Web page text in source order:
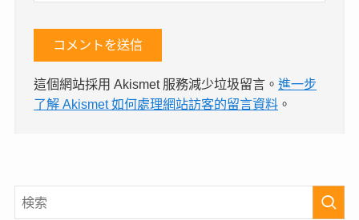
這個網站採用 Akismet 服務減少垃圾留言。進一步
了解 Akismet 如何處理網站訪客的留言資料 。